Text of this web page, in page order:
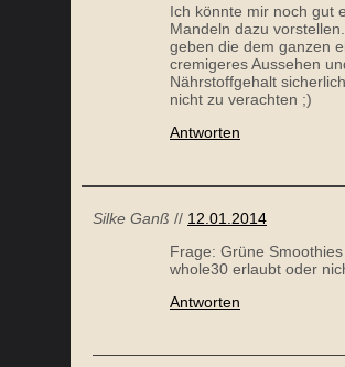
Ich könnte mir noch gut
Mandeln dazu
geben die dem ganzen
cremigeres Aussehen
Nährstoffgehalt
nicht zu verachten ;)
Antworten
Silke Ganß // 12.01.2014
Frage: Grüne
whole30 erlaubt oder
Antworten